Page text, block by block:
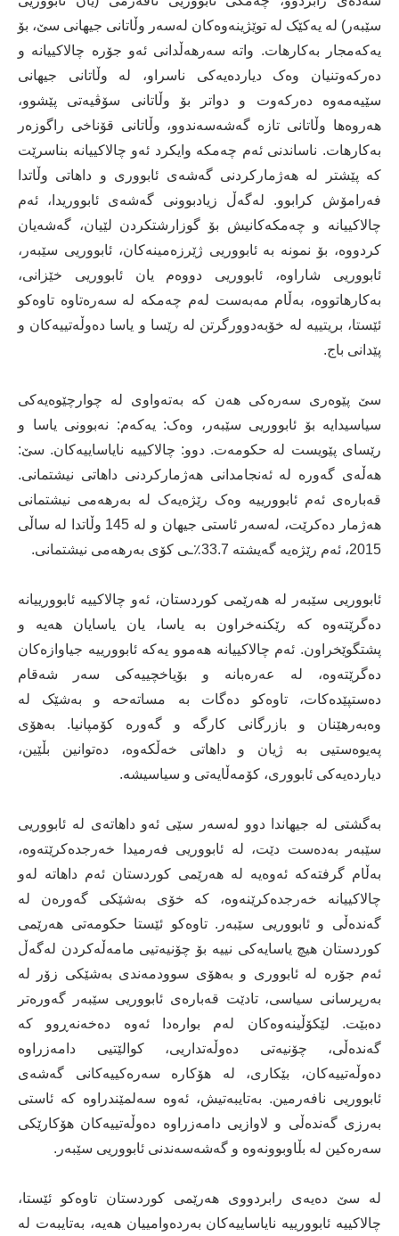
سێبەر) لە یەکێک لە توێژینەوەکان لەسەر وڵاتانی جیهانی سێ، بۆ
یەکەمجار بەکارهات. واتە سەرهەڵدانی ئەو جۆرە چالاکییانە و
دەرکەوتنیان وەک دیاردەیەکی ناسراو، لە وڵاتانی جیهانی
سێیەمەوە دەرکەوت و دواتر بۆ وڵاتانی سۆڤیەتی پێشوو،
هەروەها وڵاتانی تازە گەشەسەندوو، وڵاتانی قۆناخی راگوزەر
بەکارهات. ناساندنی ئەم چەمکە وایکرد ئەو چالاکییانە بناسرێت
کە پێشتر لە هەژمارکردنی گەشەی ئابووری و داهاتی وڵاتدا
فەرامۆش کرابوو. لەگەڵ زیادبوونی گەشەی ئابووریدا، ئەم
چالاکییانە و چەمکەکانیش بۆ گوزارشتکردن لێیان، گەشەیان
کردووە، بۆ نمونە بە ئابووریی ژێرزەمینەکان، ئابووریی سێبەر،
ئابووریی شاراوە، ئابووریی دووەم یان ئابووریی خێزانی،
بەکارهاتووە، بەڵام مەبەست لەم چەمکە لە سەرەتاوە تاوەکو
ئێستا، بریتییە لە خۆبەدوورگرتن لە رێسا و یاسا دەوڵەتییەکان و
پێدانی باج.
سێ پێوەری سەرەکی هەن کە بەتەواوی لە چوارچێوەیەکی
سیاسیدایە بۆ ئابووریی سێبەر، وەک: یەکەم: نەبوونی یاسا و
رێسای پێویست لە حکومەت. دوو: چالاکییە نایاساییەکان. سێ:
هەڵەی گەورە لە ئەنجامدانی هەژمارکردنی داهاتی نیشتمانی.
قەبارەی ئەم ئابوورییە وەک رێژەیەک لە بەرهەمی نیشتمانی
هەژمار دەکرێت، لەسەر ئاستی جیهان و لە 145 وڵاتدا لە ساڵی
2015، ئەم رێژەیە گەیشتە 33.7٪ـی کۆی بەرهەمی نیشتمانی.
ئابووریی سێبەر لە هەرێمی کوردستان، ئەو چالاکییە ئابوورییانە
دەگرێتەوە کە رێکنەخراون بە یاسا، یان یاسایان هەیە و
پشتگوێخراون. ئەم چالاکییانە هەموو یەکە ئابوورییە جیاوازەکان
دەگرێتەوە، لە عەرەبانە و بۆیاخچییەکی سەر شەقام
دەستپێدەکات، تاوەکو دەگات بە مساتەحە و بەشێک لە
وەبەرهێنان و بازرگانی کارگە و گەورە کۆمپانیا. بەهۆی
پەیوەستیی بە ژیان و داهاتی خەڵکەوە، دەتوانین بڵێین،
دیاردەیەکی ئابووری، کۆمەڵایەتی و سیاسیشە.
بەگشتی لە جیهاندا دوو لەسەر سێی ئەو داهاتەی لە ئابووریی
سێبەر بەدەست دێت، لە ئابووریی فەرمیدا خەرجدەکرێتەوە،
بەڵام گرفتەکە ئەوەیە لە هەرێمی کوردستان ئەم داهاتە لەو
چالاکییانە خەرجدەکرێنەوە، کە خۆی بەشێکی گەورەن لە
گەندەڵی و ئابووریی سێبەر. تاوەکو ئێستا حکومەتی هەرێمی
کوردستان هیچ یاسایەکی نییە بۆ چۆنیەتیی مامەڵەکردن لەگەڵ
ئەم جۆرە لە ئابووری و بەهۆی سوودمەندی بەشێکی زۆر لە
بەرپرسانی سیاسی، تادێت قەبارەی ئابووریی سێبەر گەورەتر
دەبێت. لێکۆڵینەوەکان لەم بوارەدا ئەوە دەخەنەڕوو کە
گەندەڵی، چۆنیەتی دەوڵەتداریی، کوالێتیی دامەزراوە
دەوڵەتییەکان، بێکاری، لە هۆکارە سەرەکییەکانی گەشەی
ئابووریی نافەرمین. بەتایبەتیش، ئەوە سەلمێندراوە کە ئاستی
بەرزی گەندەڵی و لاوازیی دامەزراوە دەوڵەتییەکان هۆکارێکی
سەرەکین لە بڵاوبوونەوە و گەشەسەندنی ئابووریی سێبەر.
لە سێ دەیەی رابردووی هەرێمی کوردستان تاوەکو ئێستا،
چالاکییە ئابوورییە نایاساییەکان بەردەوامییان هەیە، بەتایبەت لە